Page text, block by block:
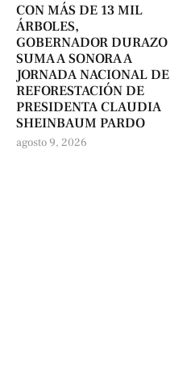
CON MÁS DE 13 MIL
ÁRBOLES,
GOBERNADOR DURAZO
SUMA A SONORA A
JORNADA NACIONAL DE
REFORESTACIÓN DE
PRESIDENTA CLAUDIA
SHEINBAUM PARDO
agosto 9, 2026